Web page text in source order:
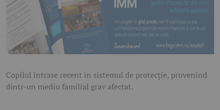
Copilul intrase recent în sistemul de protecție, provenind
dintr-un mediu familial grav afectat.